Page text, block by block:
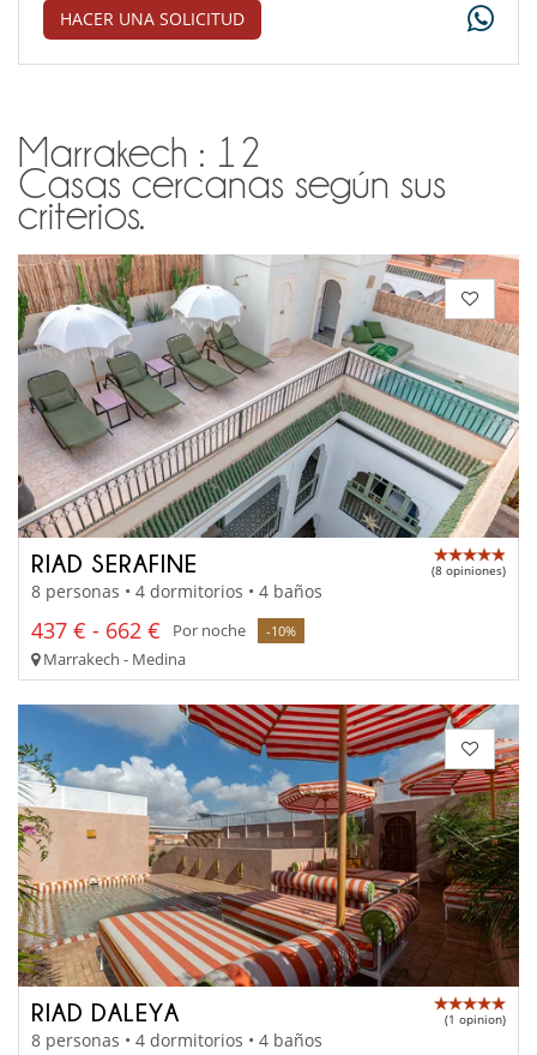
HACER UNA SOLICITUD
Marrakech : 12
Casas cercanas según sus
criterios.
RIAD SERAFINE (8 opiniones)
8 personas • 4 dormitorios • 4 baños
437 € - 662 € Por noche -10%
Marrakech - Medina
RIAD DALEYA (1 opinion)
8 personas • 4 dormitorios • 4 baños